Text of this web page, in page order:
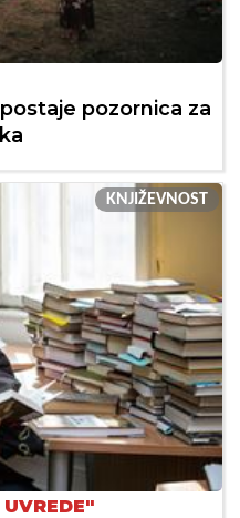
pozornica za
KNJIŽEVNOST